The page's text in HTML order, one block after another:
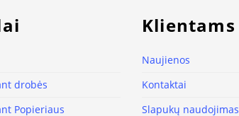
drobės
Popieriaus
Klientams
Naujienos
Kontaktai
Slapukų naudojimas